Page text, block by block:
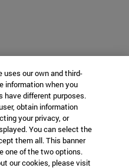
our own and third-
information when you
have different purposes.
obtain information
your privacy, or
You can select the
them all. This banner
one of the two options.
our cookies, please visit